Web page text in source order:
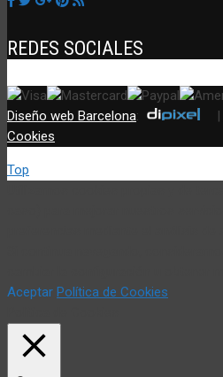
REDES SOCIALES
Diseño web Barcelona: |
Cookies
Top
Aceptar Política de Cookies